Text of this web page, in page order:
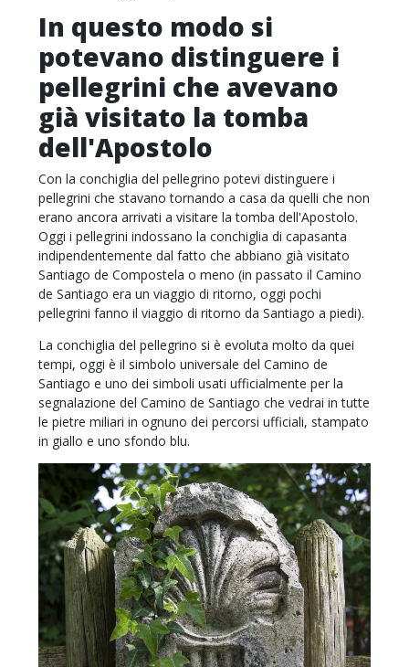
In questo modo si
potevano distinguere i
pellegrini che avevano
già visitato la tomba
dell'Apostolo
Con la conchiglia del pellegrino potevi distinguere i
pellegrini che stavano tornando a casa da quelli che non
erano ancora arrivati a visitare la tomba dell'Apostolo.
Oggi i pellegrini indossano la conchiglia di capasanta
indipendentemente dal fatto che abbiano già visitato
Santiago de Compostela o meno (in passato il Camino
de Santiago era un viaggio di ritorno, oggi pochi
pellegrini fanno il viaggio di ritorno da Santiago a piedi).
La conchiglia del pellegrino si è evoluta molto da quei
tempi, oggi è il simbolo universale del Camino de
Santiago e uno dei simboli usati ufficialmente per la
segnalazione del Camino de Santiago che vedrai in tutte
le pietre miliari in ognuno dei percorsi ufficiali, stampato
in giallo e uno sfondo blu.